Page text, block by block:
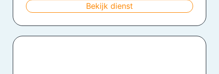
Bekijk dienst